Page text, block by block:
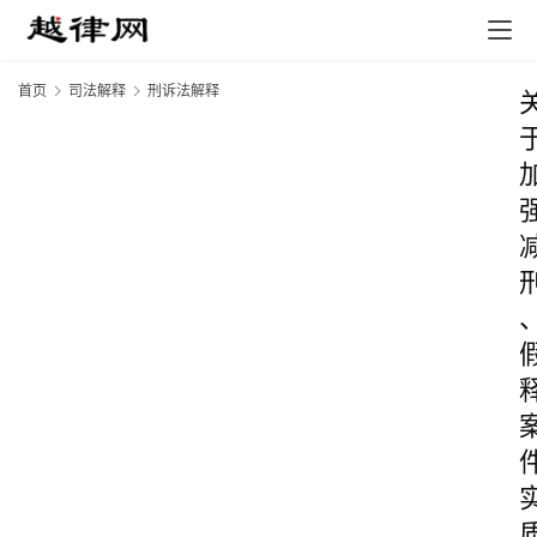
首页 司法解释 刑诉法解释